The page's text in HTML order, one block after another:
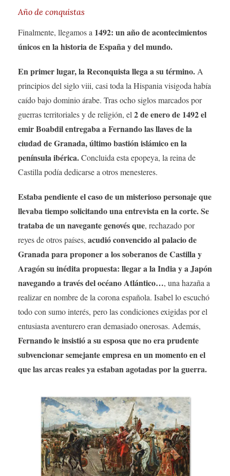
Año de conquistas
Finalmente, llegamos a 1492: un año de acontecimientos
únicos en la historia de España y del mundo.
En primer lugar, la Reconquista llega a su término.A
principios del siglo viii, casi toda la Hispania visigoda había
caído bajo dominio árabe. Tras ocho siglos marcados por
guerras territoriales y de religión, el 2 de enero de 1492 el
emir Boabdil entregaba a Fernando las llaves de la
ciudad de Granada, último bastión islámico en la
península ibérica.Concluida esta epopeya, la reina de
Castilla podía dedicarse a otros menesteres.
Estaba pendiente el caso de un misterioso personaje que
llevaba tiempo solicitando una entrevista en la corte. Se
trataba de un navegante genovés que, rechazado por
reyes de otros países, acudió convencido al palacio de
Granada para proponer a los soberanos de Castilla y
Aragón su inédita propuesta: llegar a la India y a Japón
navegando a través del océano Atlántico…, una hazaña a
realizar en nombre de la corona española. Isabel lo escuchó
todo con sumo interés, pero las condiciones exigidas por el
entusiasta aventurero eran demasiado onerosas. Además,
Fernando le insistió a su esposa que no era prudente
subvencionar semejante empresa en un momento en el
que las arcas reales ya estaban agotadas por la guerra.